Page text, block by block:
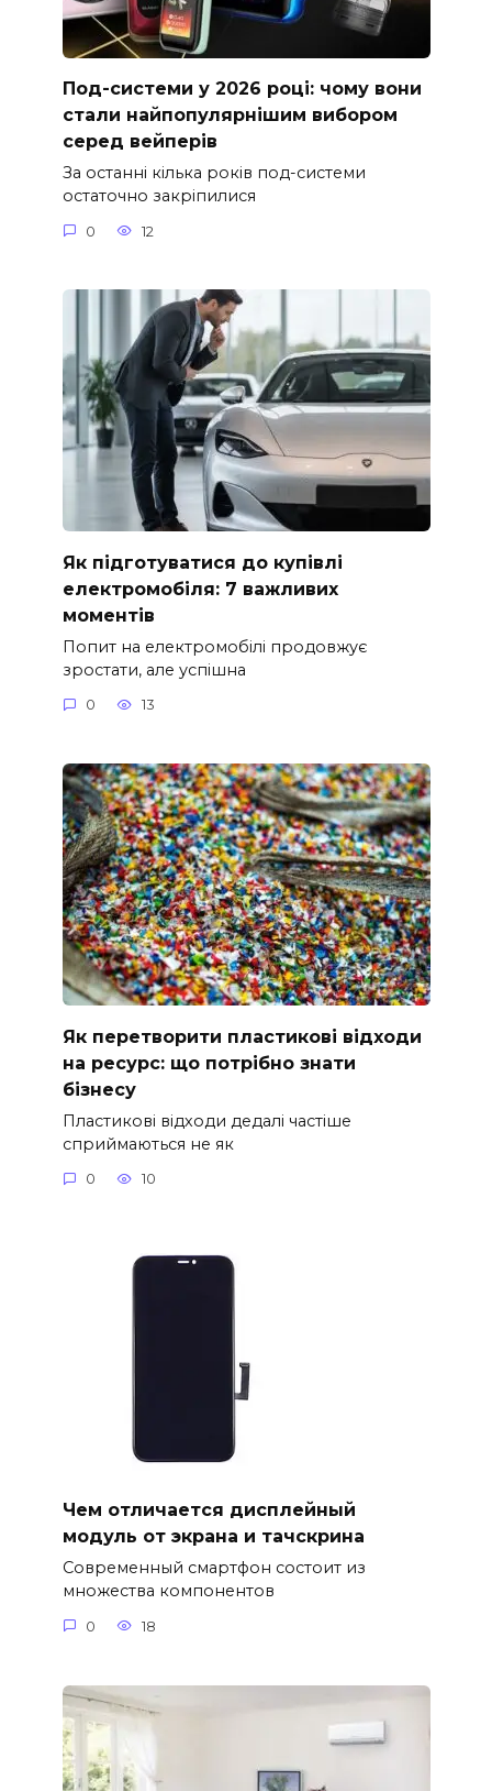
Под-системи у 2026 році: чому вони
стали найпопулярнішим вибором
серед вейперів
За останні кілька років под-системи
остаточно закріпилися
0 12
Як підготуватися до купівлі
електромобіля: 7 важливих
моментів
Попит на електромобілі продовжує
зростати, але успішна
0 13
Як перетворити пластикові відходи
на ресурс: що потрібно знати
бізнесу
Пластикові відходи дедалі частіше
сприймаються не як
0 10
Чем отличается дисплейный
модуль от экрана и тачскрина
Современный смартфон состоит из
множества компонентов
0 18